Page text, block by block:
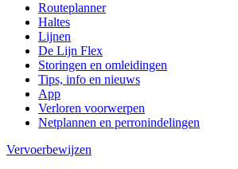
Routeplanner
Haltes
Lijnen
De Lijn Flex
Storingen en omleidingen
Tips, info en nieuws
App
Verloren voorwerpen
Netplannen en perronindelingen
Vervoerbewijzen